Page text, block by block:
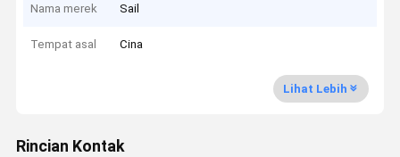
Nama merek Sail
Tempat asal Cina
Lihat Lebih
Rincian Kontak